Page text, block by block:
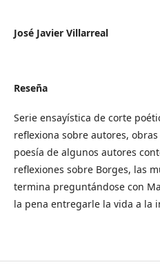
José Javier Villarreal
Reseña
Serie ensayística de corte
reflexiona sobre autores,
poesía de algunos autores
reflexiones sobre Borges, las
termina preguntándose con
la pena entregarle la vida a la